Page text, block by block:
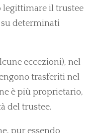
legittimare il trustee
determinati
eccezioni), nel
trasferiti nel
è più proprietario,
del trustee.
pur essendo